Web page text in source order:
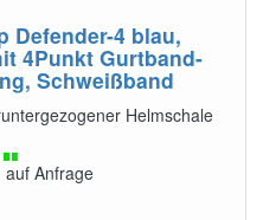
Defender-4 blau,
4Punkt Gurtband-
Schweißband
Helmschale
auf Anfrage